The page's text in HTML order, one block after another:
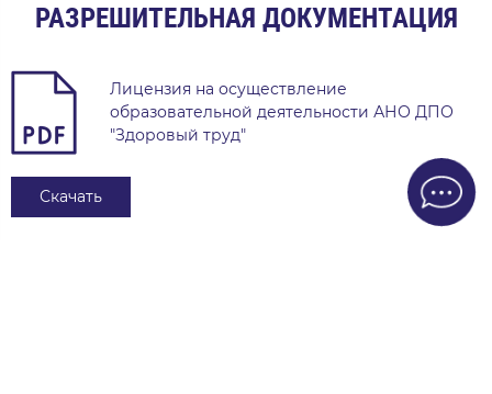
РАЗРЕШИТЕЛЬНАЯ ДОКУМЕНТАЦИЯ
Лицензия на осуществление
образовательной деятельности АНО ДПО
"Здоровый труд"
Скачать